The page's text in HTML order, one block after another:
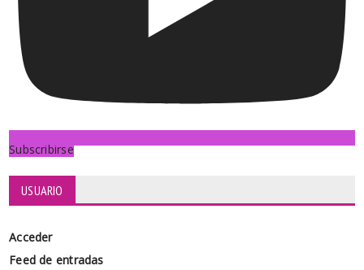
Subscribirse
USUARIO
Acceder
Feed de entradas